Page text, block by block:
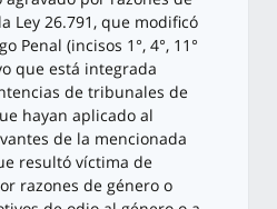
Ley 26.791, que modificó
Penal (incisos 1°, 4°, 11°
que está integrada
de tribunales de
hayan aplicado al
de la mencionada
resultó víctima de
razones de género o